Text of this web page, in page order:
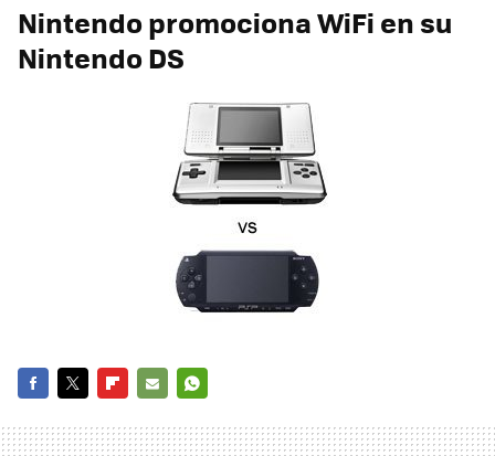
Nintendo promociona WiFi en su
Nintendo DS
MAIL